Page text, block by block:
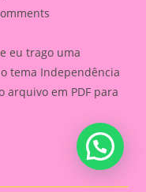
eu trago uma
tema Independência
arquivo em PDF para